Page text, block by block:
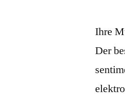
Ihre
Der